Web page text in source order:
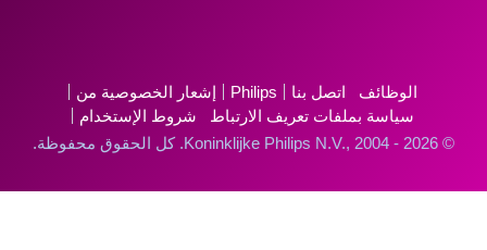
الوظائف اتصل بنا Philips
إشعار الخصوصية من
سياسة بملفات تعريف الارتباط
شروط الإستخدام
© Koninklijke Philips N.V., 2004 - 2026. كل الحقوق محفوظة.